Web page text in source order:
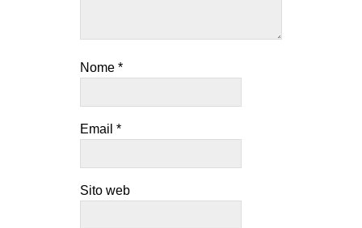
REPRESSIONE
STUDENTI
CULTURE
ARTE
Nome *
Email *
Sito web